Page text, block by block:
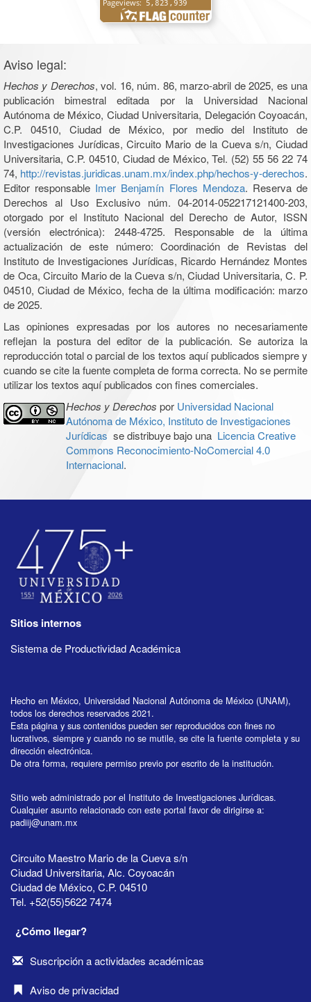
Aviso legal:
Hechos y Derechos, vol. 16, núm. 86, marzo-abril de 2025, es una
publicación bimestral editada por la Universidad Nacional
Autónoma de México, Ciudad Universitaria, Delegación Coyoacán,
C.P. 04510, Ciudad de México, por medio del Instituto de
Investigaciones Jurídicas, Circuito Mario de la Cueva s/n, Ciudad
Universitaria, C.P. 04510, Ciudad de México, Tel. (52) 55 56 22 74
74, http://revistas.juridicas.unam.mx/index.php/hechos-y-derechos.
Editor responsable Imer Benjamín Flores Mendoza. Reserva de
Derechos al Uso Exclusivo núm. 04-2014-052217121400-203,
otorgado por el Instituto Nacional del Derecho de Autor, ISSN
(versión electrónica): 2448-4725. Responsable de la última
actualización de este número: Coordinación de Revistas del
Instituto de Investigaciones Jurídicas, Ricardo Hernández Montes
de Oca, Circuito Mario de la Cueva s/n, Ciudad Universitaria, C. P.
04510, Ciudad de México, fecha de la última modificación: marzo
de 2025.
Las opiniones expresadas por los autores no necesariamente
reflejan la postura del editor de la publicación. Se autoriza la
reproducción total o parcial de los textos aquí publicados siempre y
cuando se cite la fuente completa de forma correcta. No se permite
utilizar los textos aquí publicados con fines comerciales.
Hechos y Derechos por Universidad Nacional
Autónoma de México, Instituto de Investigaciones
Jurídicas se distribuye bajo una Licencia Creative
Commons Reconocimiento-NoComercial 4.0
Internacional.
Sitios internos
Sistema de Productividad Académica
Hecho en México, Universidad Nacional Autónoma de México (UNAM),
todos los derechos reservados 2021.
Esta página y sus contenidos pueden ser reproducidos con fines no
lucrativos, siempre y cuando no se mutile, se cite la fuente completa y su
dirección electrónica.
De otra forma, requiere permiso previo por escrito de la institución.
Sitio web administrado por el Instituto de Investigaciones Jurídicas.
Cualquier asunto relacionado con este portal favor de dirigirse a:
padiij@unam.mx
Circuito Maestro Mario de la Cueva s/n
Ciudad Universitaria, Alc. Coyoacán
Ciudad de México, C.P. 04510
Tel. +52(55)5622 7474
¿Cómo llegar?
Suscripción a actividades académicas
Aviso de privacidad